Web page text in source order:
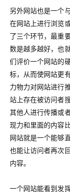
另外网站也是一个
在网站上进行浏览
了三个环节，最重
数是越多越好，也
们评价一个网站的
标，从而使网站更
力物力对网站进行
站上存在被访问者
其他人进行传播或
现力和里面的内容
网站就是一个能够
也能让访问者再次
内容。
一个网站能看到发